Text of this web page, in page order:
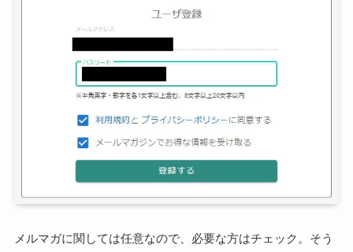
メルマガに関しては任意なので、必要な方はチェック。そう